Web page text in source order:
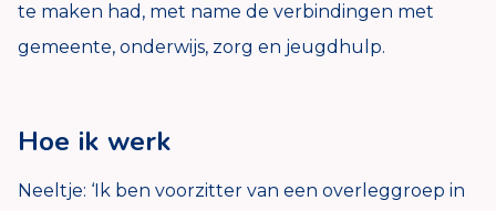
te maken had, met name de verbindingen met
gemeente, onderwijs, zorg en jeugdhulp.
Hoe ik werk
Neeltje: ‘Ik ben voorzitter van een overleggroep in